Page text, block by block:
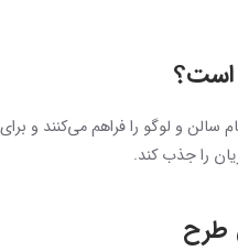
است؟
نام سالن و لوگو را فراهم
را جذب کند.
طرح